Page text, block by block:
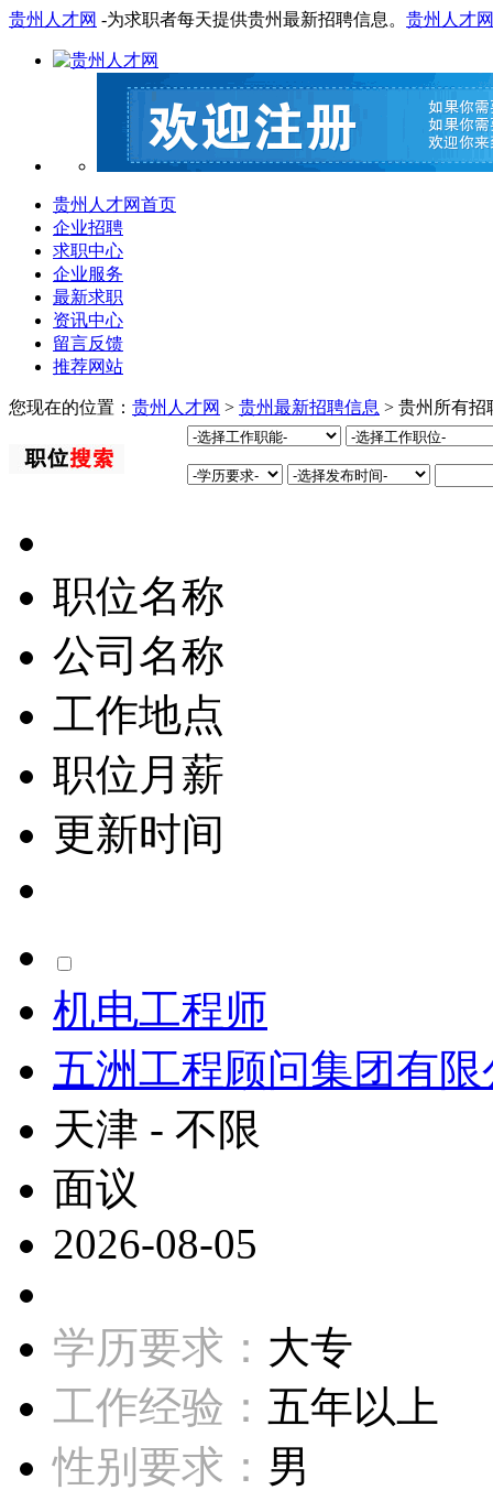
贵州人才网 -为求职者每天提供贵州最新招聘信息。 贵州人才网
贵州人才网首页
企业招聘
求职中心
企业服务
最新求职
资讯中心
留言反馈
推荐网站
您现在的位置： 贵州人才网 > 贵州最新招聘信息 > 贵州所有招
职位名称
公司名称
工作地点
职位月薪
更新时间
机电工程师
五洲工程顾问集团有限
天津 - 不限
面议
2026-08-05
学历要求： 大专
工作经验： 五年以上
性别要求： 男